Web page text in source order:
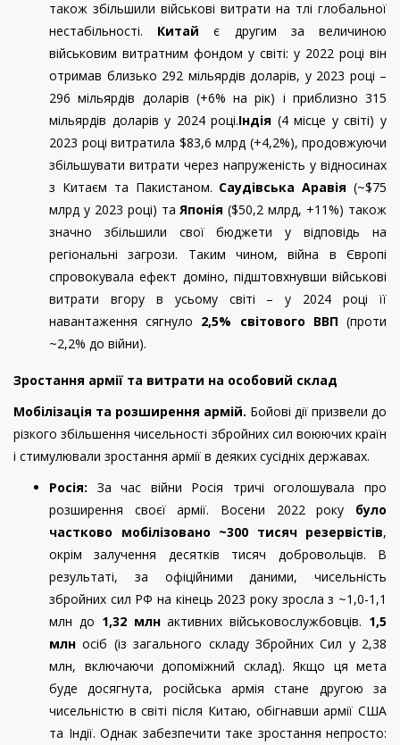
також збільшили військові витрати на тлі глобальної
нестабільності. Китай є другим за величиною
військовим витратним фондом у світі: у 2022 році він
отримав близько 292 мільярдів доларів, у 2023 році –
296 мільярдів доларів (+6% на рік) і приблизно 315
мільярдів доларів у 2024 році.Індія (4 місце у світі) у
2023 році витратила $83,6 млрд (+4,2%), продовжуючи
збільшувати витрати через напруженість у відносинах
з Китаєм та Пакистаном. Саудівська Аравія (~$75
млрд у 2023 році) таЯпонія ($50,2 млрд, +11%) також
значно збільшили свої бюджети у відповідь на
регіональні загрози. Таким чином, війна в Європі
спровокувала ефект доміно, підштовхнувши військові
витрати вгору в усьому світі – у 2024 році її
навантаження сягнуло 2,5% світового ВВП (проти
~2,2% до війни).
Зростання армії та витрати на особовий склад
Мобілізація та розширення армій. Бойові дії призвели до
різкого збільшення чисельності збройних сил воюючих країн
і стимулювали зростання армії в деяких сусідніх державах.
Росія: За час війни Росія тричі оголошувала про
розширення своєї армії. Восени 2022 року було
частково мобілізовано ~300 тисяч резервістів,
окрім залучення десятків тисяч добровольців. В
результаті, за офіційними даними, чисельність
збройних сил РФ на кінець 2023 року зросла з ~1,0-1,1
млн до 1,32 млнактивних військовослужбовців. 1,5
млн осіб (із загального складу Збройних Сил у 2,38
млн, включаючи допоміжний склад). Якщо ця мета
буде досягнута, російська армія стане другою за
чисельністю в світі після Китаю, обігнавши армії США
та Індії. Однак забезпечити таке зростання непросто: